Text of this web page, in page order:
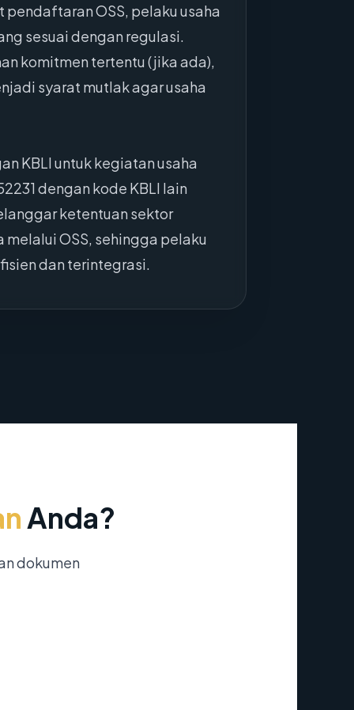
pendaftaran OSS, pelaku usaha
sesuai dengan regulasi.
komitmen tertentu (jika ada),
syarat mutlak agar usaha
KBLI untuk kegiatan usaha
dengan kode KBLI lain
ketentuan sektor
OSS, sehingga pelaku
dan terintegrasi.
Anda?
dokumen